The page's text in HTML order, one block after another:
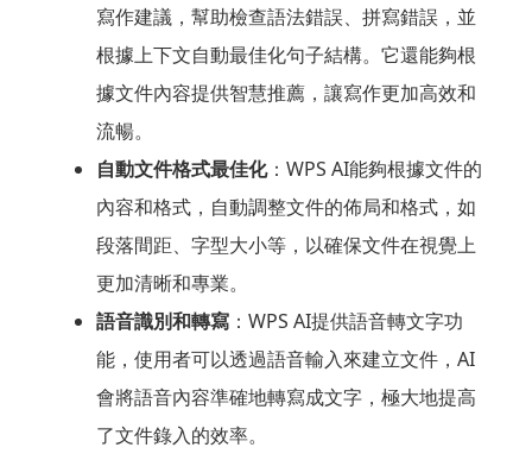
寫作建議，幫助檢查語法錯誤、拼寫錯誤，並
根據上下文自動最佳化句子結構。它還能夠根
據文件內容提供智慧推薦，讓寫作更加高效和
流暢。
自動文件格式最佳化：WPS AI能夠根據文件的
內容和格式，自動調整文件的佈局和格式，如
段落間距、字型大小等，以確保文件在視覺上
更加清晰和專業。
語音識別和轉寫：WPS AI提供語音轉文字功
能，使用者可以透過語音輸入來建立文件，AI
會將語音內容準確地轉寫成文字，極大地提高
了文件錄入的效率。